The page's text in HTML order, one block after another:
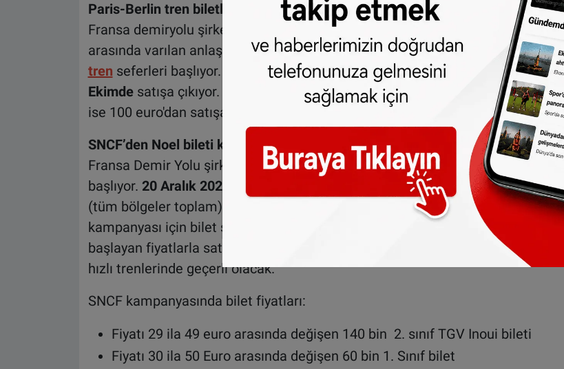
Paris-Berlin tren biletleri satışa çıkıyor
Fransa demiryolu şirketi (SNCF) ve Alman demiryolu şirketi Deutsche Bahn
arasında varılan anlaşma uyarınca Aralık ayında Paris ile Berlin arasında hızlı
tren seferleri başlıyor. Paris-Berlin arasındaki tren seferlerinin biletleri16
Ekimdesatışa çıkıyor. Bu hattın biletleri ikinci sınıfta 59 euro'dan, birinci sınıfta
ise 100 euro'dan satışa sunulacak.
SNCF’den Noel bileti kampanyası
Fransa Demir Yolu şirketi SCNF, Noel tatili dönemine özel bilet kampanyasına
başlıyor. 20 Aralık 2024 6 Ocak 2025Pazartesi gününe kadar
(tüm bölgeler toplam) gerçekleşecek yıl sonu okul tatiline ilişkin bilet
kampanyası için bilet satışları
’de başlıyor. Kampanyada 19 eurodan
başlayan fiyatlarla satışa sunulacak olan biletler TGV Inoui, Intercités ve Ouigo
hızlı trenlerinde geçerli olacak.
SNCF kampanyasında bilet fiyatları:
Fiyatı 29 ila 49 euro arasında değişen 140 bin 2. sınıf TGV Inoui bileti
Fiyatı 30 ila 50 Euro arasında değişen 60 bin 1. Sınıf bilet